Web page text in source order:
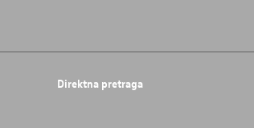
Direktna pretraga